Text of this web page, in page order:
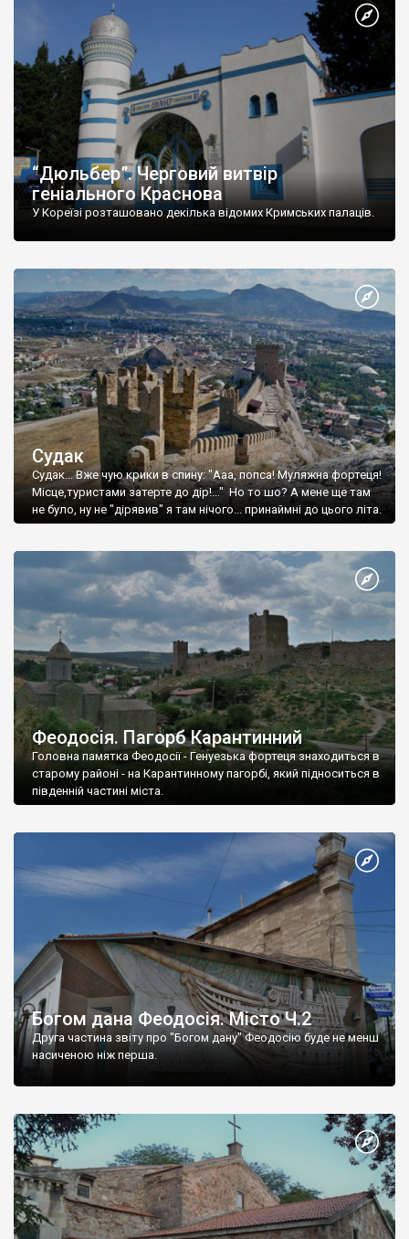
“Дюльбер”. Черговий витвір
геніального Краснова
У Кореїзі розташовано декілька відомих Кримських палаців.
Судак
Судак... Вже чую крики в спину: "Ааа, попса! Муляжна фортеця!
Місце,туристами затерте до дір!..." Но то шо? А мене ще там
не було, ну не "дірявив" я там нічого... принаймні до цього літа.
Феодосія. Пагорб Карантинний
Головна памятка Феодосії - Генуезька фортеця знаходиться в
старому районі - на Карантинному пагорбі, який підноситься в
південній частині міста.
Богом дана Феодосія. Місто Ч.2
Друга частина звіту про "Богом дану" Феодосію буде не менш
насиченою ніж перша.